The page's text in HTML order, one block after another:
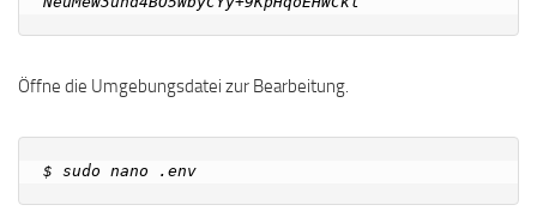
Öffne die Umgebungsdatei zur Bearbeitung.